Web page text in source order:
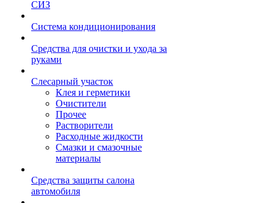
СИЗ
Система кондиционирования
Средства для очистки и ухода за
руками
Слесарный участок
Клея и герметики
Очистители
Прочее
Растворители
Расходные жидкости
Смазки и смазочные
материалы
Средства защиты салона
автомобиля